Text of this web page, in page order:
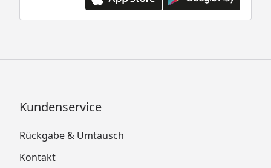
Kundenservice
Rückgabe & Umtausch
Kontakt